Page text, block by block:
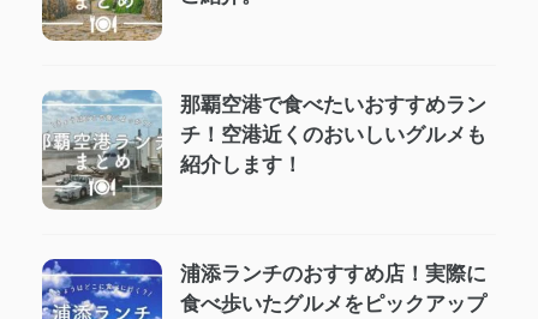
那覇空港で食べたいおすすめラン
チ！空港近くのおいしいグルメも
紹介します！
浦添ランチのおすすめ店！実際に
食べ歩いたグルメをピックアップ